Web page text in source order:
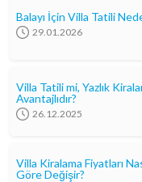
Balayı İçin Villa Tatili
29.01.2026
Villa Tatili mi, Yazlık
Avantajlıdır?
26.12.2025
Villa Kiralama Fiyatları
Göre Değişir?